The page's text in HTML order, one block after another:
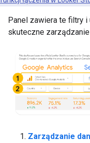
Panel zawiera te filtry i
skuteczne zarządzanie
Zarządzanie